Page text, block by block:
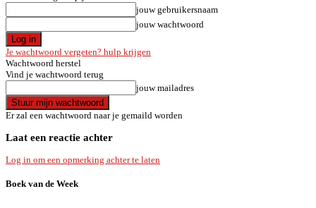
jouw gebruikersnaam
jouw wachtwoord
Je wachtwoord vergeten? hulp krijgen
Wachtwoord herstel
Vind je wachtwoord terug
jouw mailadres
Er zal een wachtwoord naar je gemaild worden
Laat een reactie achter
Log in om een opmerking achter te laten
Boek van de Week